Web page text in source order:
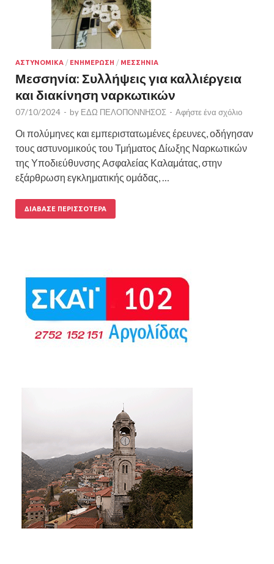
ΑΣΤΥΝΟΜΙΚΑ / ΕΝΗΜΕΡΩΣΗ / ΜΕΣΣΗΝΙΑ
Μεσσηνία: Συλλήψεις για καλλιέργεια
και διακίνηση ναρκωτικών
07/10/2024 - by ΕΔΩ ΠΕΛΟΠΟΝΝΗΣΟΣ - Αφήστε ένα σχόλιο
Οι πολύμηνες και εμπεριστατωμένες έρευνες, οδήγησαν
τους αστυνομικούς του Τμήματος Δίωξης Ναρκωτικών
της Υποδιεύθυνσης Ασφαλείας Καλαμάτας, στην
εξάρθρωση εγκληματικής ομάδας, …
ΔΙΆΒΑΣΕ ΠΕΡΙΣΣΌΤΕΡΑ